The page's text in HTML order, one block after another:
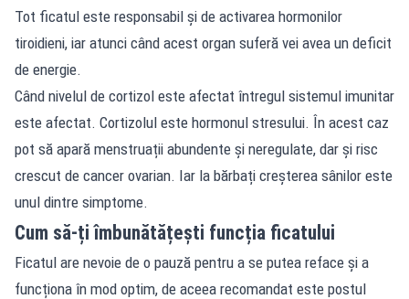
Tot ficatul este responsabil și de activarea hormonilor
tiroidieni, iar atunci când acest organ suferă vei avea un deficit
de energie.
Când nivelul de cortizol este afectat întregul sistemul imunitar
este afectat. Cortizolul este hormonul stresului. În acest caz
pot să apară menstruații abundente și neregulate, dar și risc
crescut de cancer ovarian. Iar la bărbați creșterea sânilor este
unul dintre simptome.
Cum să-ți îmbunătățești funcția ficatului
Ficatul are nevoie de o pauză pentru a se putea reface și a
funcționa în mod optim, de aceea recomandat este postul